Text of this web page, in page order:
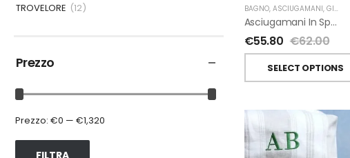
TROVELORE (12)
Prezzo
Prezzo: €0 — €1,320
BAGNO, ASCIUGAMANI, GIARDINO SEGRETO
Asciugamani In Spugna E Lino Di Giardino Segreto
€55.80 €62.00
SELECT OPTIONS